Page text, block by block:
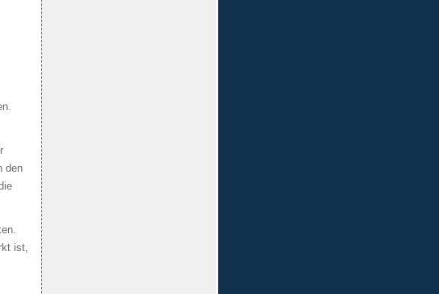
den
ist,